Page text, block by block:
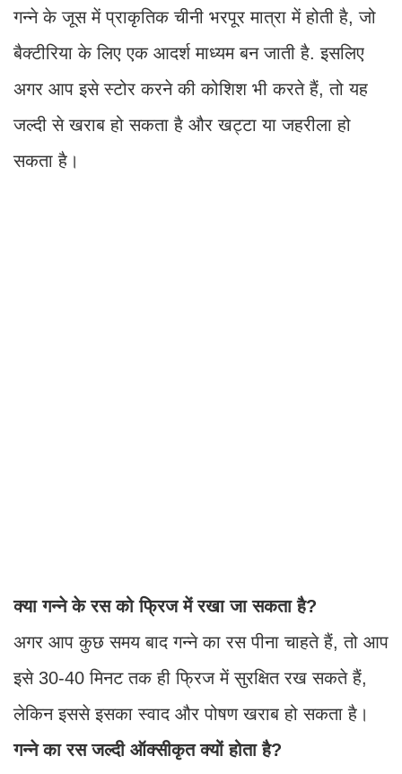
गन्ने के जूस में प्राकृतिक चीनी भरपूर मात्रा में होती है, जो
बैक्टीरिया के लिए एक आदर्श माध्यम बन जाती है. इसलिए
अगर आप इसे स्टोर करने की कोशिश भी करते हैं, तो यह
जल्दी से खराब हो सकता है और खट्टा या जहरीला हो
सकता है।
क्या गन्ने के रस को फ्रिज में रखा जा सकता है?
अगर आप कुछ समय बाद गन्ने का रस पीना चाहते हैं, तो आप
इसे 30-40 मिनट तक ही फ्रिज में सुरक्षित रख सकते हैं,
लेकिन इससे इसका स्वाद और पोषण खराब हो सकता है।
गन्ने का रस जल्दी ऑक्सीकृत क्यों होता है?